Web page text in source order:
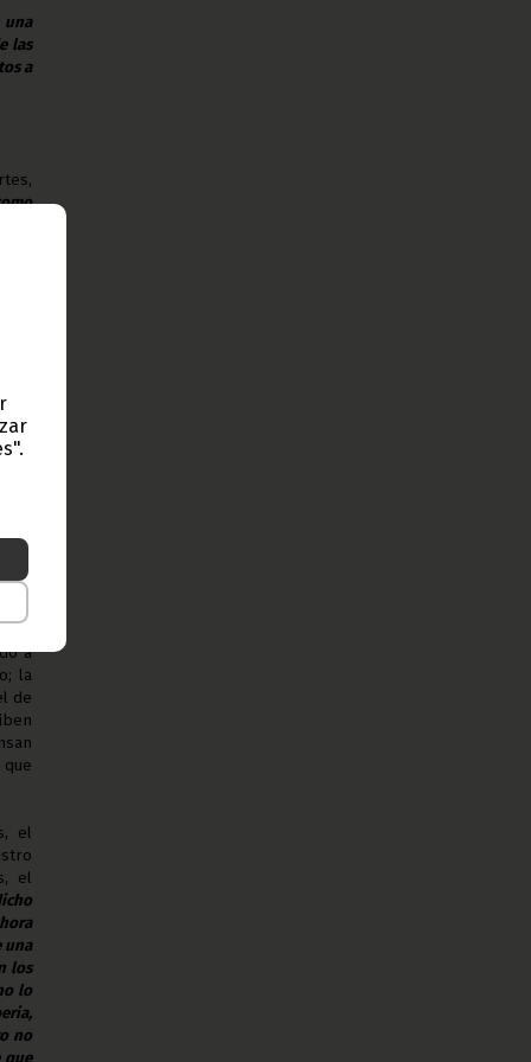
las
a
ha
y
a
la
de
el
el
una
los
lo
no
que